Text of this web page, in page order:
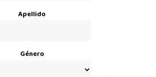
Apellido
Género